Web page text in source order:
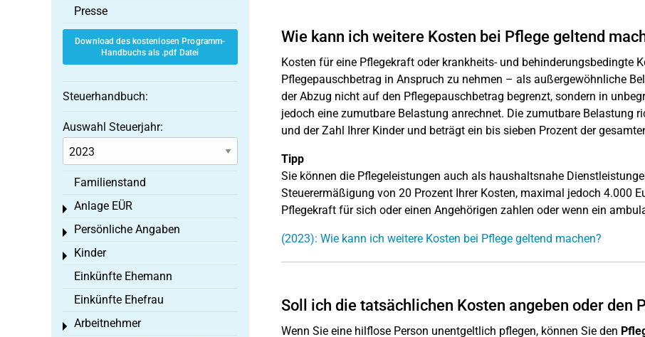
Wie kann ich weitere Kosten bei Pflege geltend
Kosten für eine Pflegekraft oder krankheits- und behinderungsbedingte
Pflegepauschbetrag in Anspruch zu nehmen – als außergewöhnliche
der Abzug nicht auf den Pflegepauschbetrag begrenzt, sondern in
jedoch eine zumutbare Belastung anrechnet. Die zumutbare Belastung
und der Zahl Ihrer Kinder und beträgt ein bis sieben Prozent der
Tipp
Sie können die Pflegeleistungen auch als haushaltsnahe
Steuerermäßigung von 20 Prozent Ihrer Kosten, maximal jedoch 4.000
Pflegekraft für sich oder einen Angehörigen zahlen oder wenn ein
(2023): Wie kann ich weitere Kosten bei Pflege geltend machen?
Soll ich die tatsächlichen Kosten angeben oder den
Wenn Sie eine hilflose Person unentgeltlich pflegen, können Sie den
Presse
Download des kostenlosen Programm-
Handbuchs als .pdf Datei
Steuerhandbuch:
Auswahl Steuerjahr:
Familienstand
Anlage EÜR
Toggle menu
Persönliche Angaben
Toggle menu
Kinder
Toggle menu
Einkünfte Ehemann
Einkünfte Ehefrau
Arbeitnehmer
Toggle menu